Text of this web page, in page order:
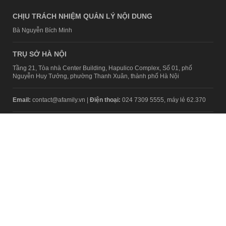
CHỊU TRÁCH NHIỆM QUẢN LÝ NỘI DUNG
Bà Nguyễn Bích Minh
TRỤ SỞ HÀ NỘI
Tầng 21, Tòa nhà Center Building, Hapulico Complex, Số 01, phố
Nguyễn Huy Tưởng, phường Thanh Xuân, thành phố Hà Nội
Email: contact@afamily.vn | Điện thoại: 024 7309 5555, máy lẻ 62.370